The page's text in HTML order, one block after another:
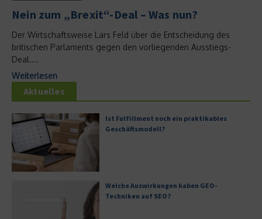
Nein zum „Brexit“-Deal – Was nun?
Der Wirtschaftsweise Lars Feld über die Entscheidung des
britischen Parlaments gegen den vorliegenden Ausstiegs-
Deal....
Weiterlesen
Aktuelles
Ist Fulfillment noch ein praktikables
Geschäftsmodell?
Welche Auswirkungen haben GEO-
Techniken auf SEO?